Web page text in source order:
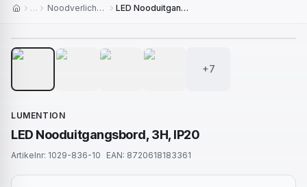
… Noodverlichting
LED Nooduitgangsbord, 3H, IP20
+7
LUMENTION
LED Nooduitgangsbord, 3H, IP20
Artikelnr: 1029-836-10 EAN: 8720618183361